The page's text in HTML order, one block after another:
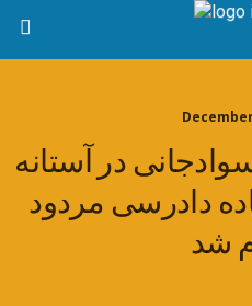
در آستانه
دادرسی مردود
شد